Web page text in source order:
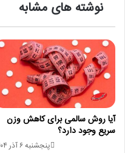
نوشته های مشابه
آیا روش سالمی برای کاهش وزن
سریع وجود دارد؟
پنجشنبه ۶ آذر ۱۴۰۴